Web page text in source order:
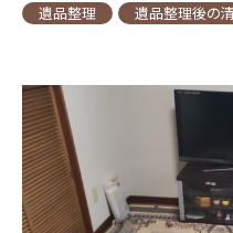
遺品整理
遺品整理後の